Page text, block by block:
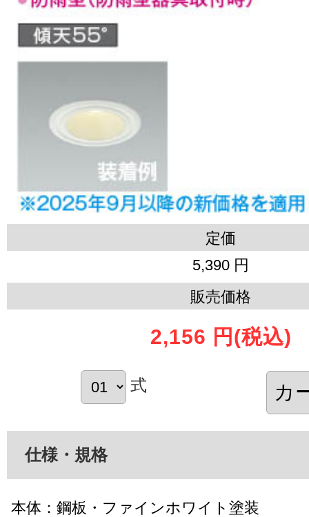
定価
5,390 円
販売価格
2,156 円 (税込)
式
仕様・規格
本体：鋼板・ファインホワイト塗装